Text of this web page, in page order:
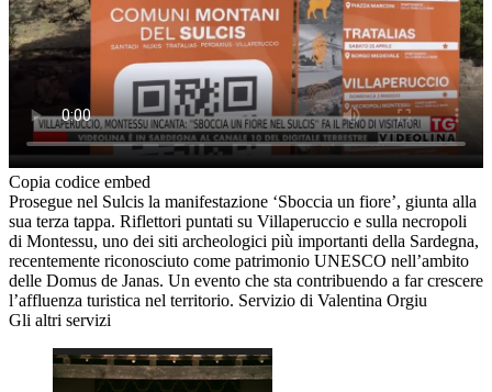
Copia codice embed
Prosegue nel Sulcis la manifestazione ‘Sboccia un fiore’, giunta alla
sua terza tappa. Riflettori puntati su Villaperuccio e sulla necropoli
di Montessu, uno dei siti archeologici più importanti della Sardegna,
recentemente riconosciuto come patrimonio UNESCO nell’ambito
delle Domus de Janas. Un evento che sta contribuendo a far crescere
l’affluenza turistica nel territorio. Servizio di Valentina Orgiu
Gli altri servizi